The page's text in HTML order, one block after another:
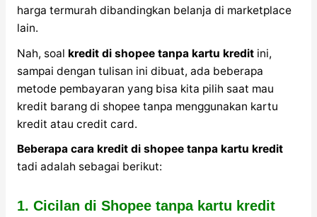
harga termurah dibandingkan belanja di marketplace
lain.
Nah, soal kredit di shopee tanpa kartu kreditini,
sampai dengan tulisan ini dibuat, ada beberapa
metode pembayaran yang bisa kita pilih saat mau
kredit barang di shopee tanpa menggunakan kartu
kredit atau credit card.
Beberapa cara kredit di shopee tanpa kartu kredit
tadi adalah sebagai berikut:
1. Cicilan di Shopee tanpa kartu kredit